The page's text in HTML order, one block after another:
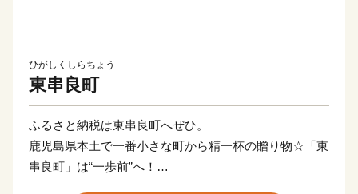
ひがしくしらちょう
東串良町
ふるさと納税は東串良町へぜひ。
鹿児島県本土で一番小さな町から精一杯の贈り物☆「東
串良町」は“一歩前”へ！